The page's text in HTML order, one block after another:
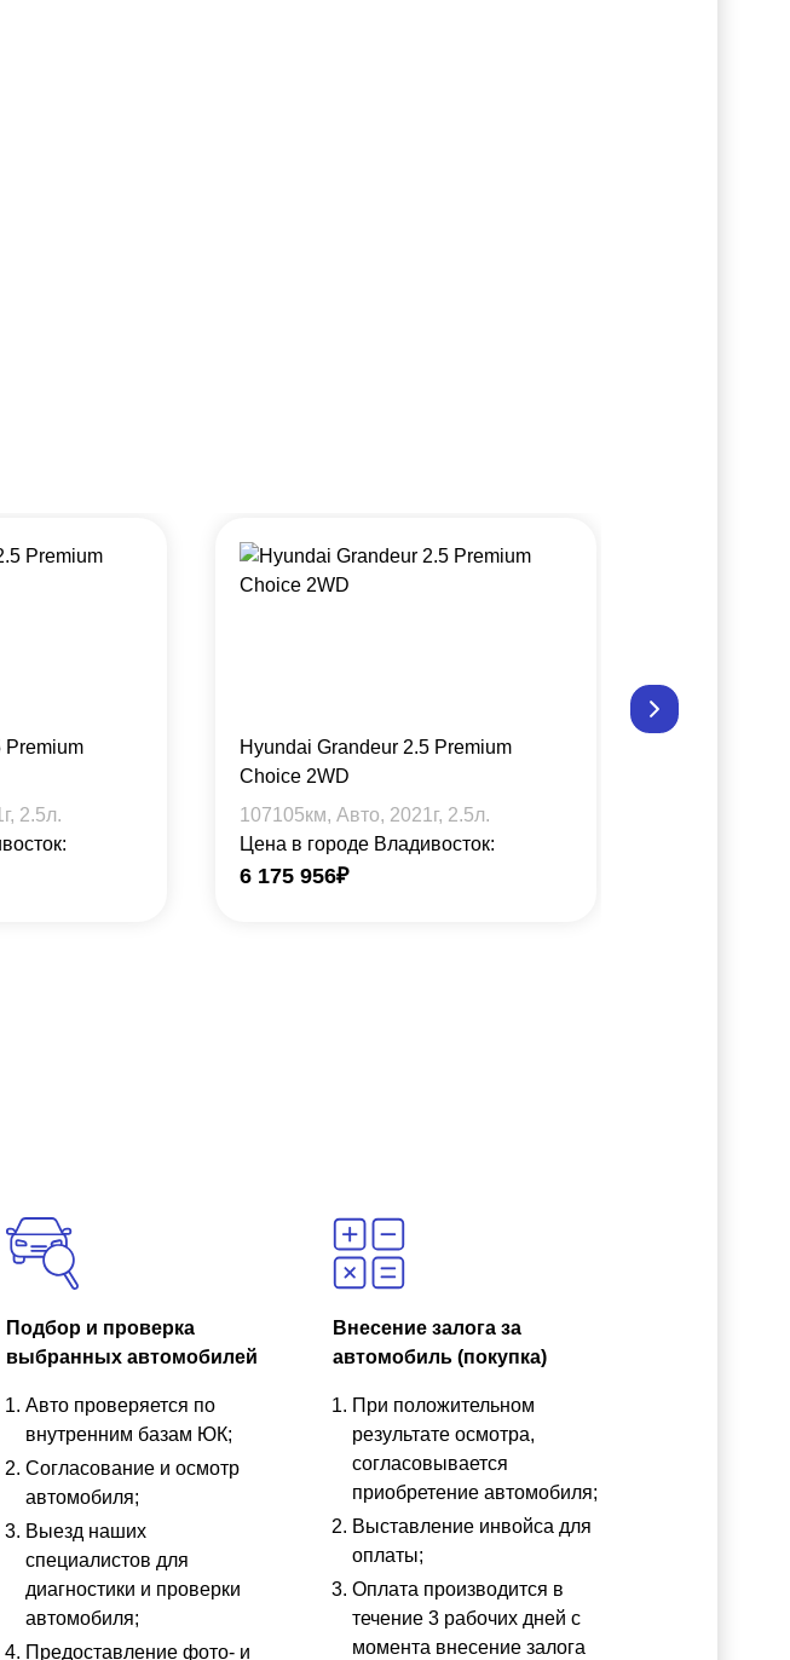
Premium
г, 2.5л.
Hyundai Grandeur 2.5 Premium
Choice 2WD
107105км, Авто, 2021 г, 2.5л.
Цена в городе Владивосток:
6 175 956₽
Подбор и проверка
выбранных автомобилей
Авто проверяется по
внутренним базам ЮК;
Согласование и осмотр
автомобиля;
Выезд наших
специалистов для
диагностики и проверки
автомобиля;
Предоставление фото- и
Внесение залога за
автомобиль (покупка)
При положительном
результате осмотра,
согласовывается
приобретение автомобиля;
Выставление инвойса для
оплаты;
Оплата производится в
течение 3 рабочих дней с
момента внесение залога